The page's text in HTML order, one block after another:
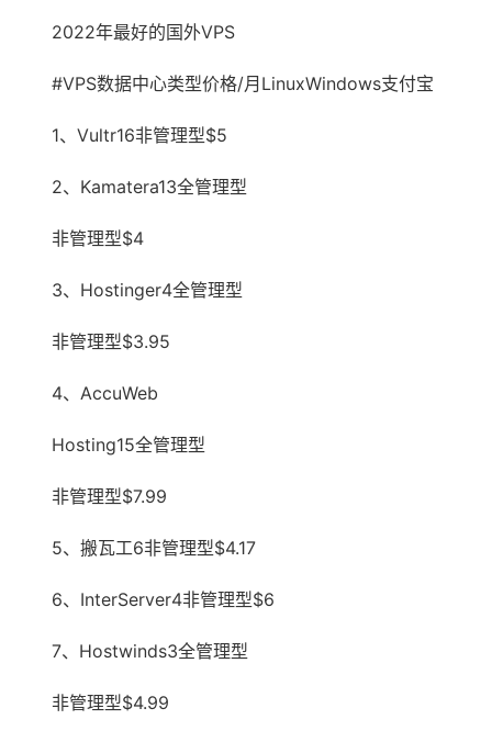
2022年最好的国外VPS
#VPS数据中心类型价格/月LinuxWindows支付宝
1、Vultr16非管理型$5
2、Kamatera13全管理型
非管理型$4
3、Hostinger4全管理型
非管理型$3.95
4、AccuWeb
Hosting15全管理型
非管理型$7.99
5、搬瓦工6非管理型$4.17
6、InterServer4非管理型$6
7、Hostwinds3全管理型
非管理型$4.99